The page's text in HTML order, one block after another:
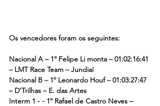
Os vencedores foram os seguintes:
Nacional A – 1º Felipe Li monta – 01:02:16:41
– LMT Race Team – Jundiaí
Nacional B – 1º Leonardo Houf – 01:03:27:47
– D’Trilhas – E. das Artes
Interm 1 - - 1º Rafael de Castro Neves –